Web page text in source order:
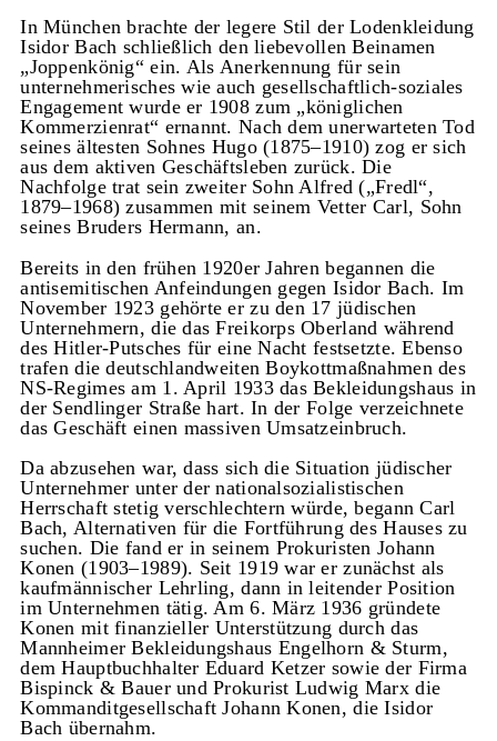
In München brachte der legere Stil der Lodenkleidung
Isidor Bach schließlich den liebevollen Beinamen
„Joppenkönig“ ein. Als Anerkennung für sein
unternehmerisches wie auch gesellschaftlich-soziales
Engagement wurde er 1908 zum „königlichen
Kommerzienrat“ ernannt. Nach dem unerwarteten Tod
seines ältesten Sohnes Hugo (1875–1910) zog er sich
aus dem aktiven Geschäftsleben zurück. Die
Nachfolge trat sein zweiter Sohn Alfred („Fredl“,
1879–1968) zusammen mit seinem Vetter Carl, Sohn
seines Bruders Hermann, an.
Bereits in den frühen 1920er Jahren begannen die
antisemitischen Anfeindungen gegen Isidor Bach. Im
November 1923 gehörte er zu den 17 jüdischen
Unternehmern, die das Freikorps Oberland während
des Hitler-Putsches für eine Nacht festsetzte. Ebenso
trafen die deutschlandweiten Boykottmaßnahmen des
NS-Regimes am 1. April 1933 das Bekleidungshaus in
der Sendlinger Straße hart. In der Folge verzeichnete
das Geschäft einen massiven Umsatzeinbruch.
Da abzusehen war, dass sich die Situation jüdischer
Unternehmer unter der nationalsozialistischen
Herrschaft stetig verschlechtern würde, begann Carl
Bach, Alternativen für die Fortführung des Hauses zu
suchen. Die fand er in seinem Prokuristen Johann
Konen (1903–1989). Seit 1919 war er zunächst als
kaufmännischer Lehrling, dann in leitender Position
im Unternehmen tätig. Am 6. März 1936 gründete
Konen mit finanzieller Unterstützung durch das
Mannheimer Bekleidungshaus Engelhorn & Sturm,
dem Hauptbuchhalter Eduard Ketzer sowie der Firma
Bispinck & Bauer und Prokurist Ludwig Marx die
Kommanditgesellschaft Johann Konen, die Isidor
Bach übernahm.